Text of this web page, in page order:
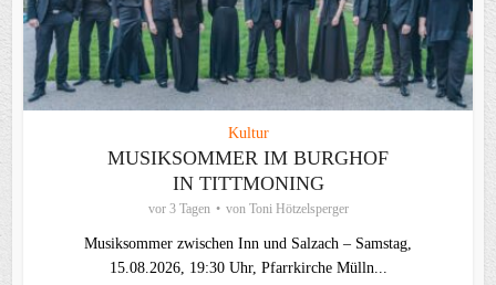
Kultur
MUSIKSOMMER IM BURGHOF
IN TITTMONING
vor 3 Tagen von Toni Hötzelsperger
Musiksommer zwischen Inn und Salzach – Samstag,
15.08.2026, 19:30 Uhr, Pfarrkirche Mülln...